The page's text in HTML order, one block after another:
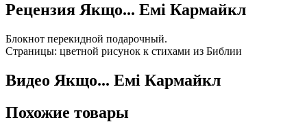
Рецензия Якщо... Емі Кармайкл
Блокнот перекидной подарочный.
Страницы: цветной рисунок к стихами из Библии
Видео Якщо... Емі Кармайкл
Похожие товары